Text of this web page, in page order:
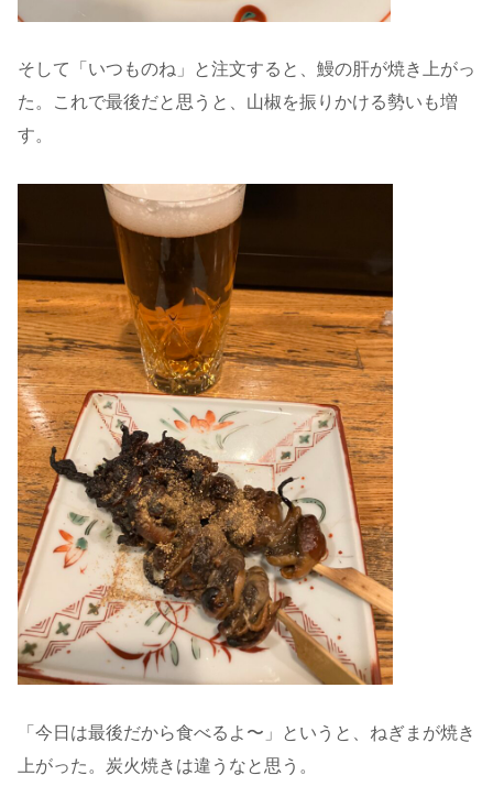
そして「いつものね」と注文すると、鰻の肝が焼き上がっ
た。これで最後だと思うと、山椒を振りかける勢いも増
す。
「今日は最後だから食べるよ〜」というと、ねぎまが焼き
上がった。炭火焼きは違うなと思う。